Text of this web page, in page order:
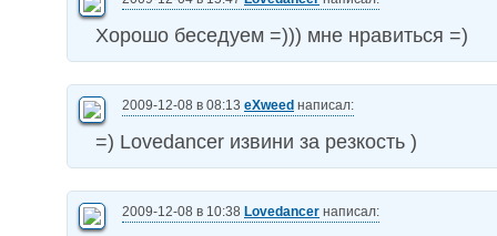
Хорошо беседуем =))) мне нравиться =)
2009-12-08 в 08:13 eXweed написал:
=) Lovedancer извини за резкость )
2009-12-08 в 10:38 Lovedancer написал: